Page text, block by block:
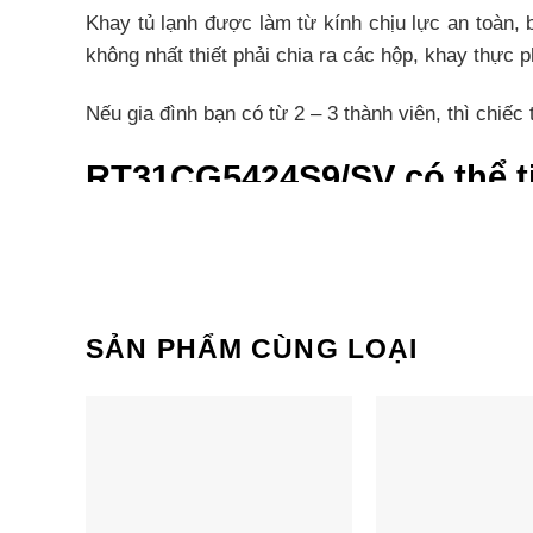
Khay tủ lạnh được làm từ kính chịu lực an toàn,
không nhất thiết phải chia ra các hộp, khay thực
Nếu gia đình bạn có từ 2 – 3 thành viên, thì
RT31CG5424S9/SV có
Công nghệ Digital Inverter điều chỉnh công
Khả năng làm lạnh tốt và
SẢN PHẨM CÙNG LOẠI